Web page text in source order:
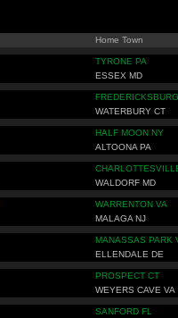
Home Town
TYRONE PA
ESSEX MD
WATERBURY CT
HALF MOON NY
ALTOONA PA
WALDORF MD
WARRENTON VA
MALAGA NJ
MANASSAS PARK
ELLENDALE DE
PROSPECT CT
WEYERS CAVE VA
SANFORD FL